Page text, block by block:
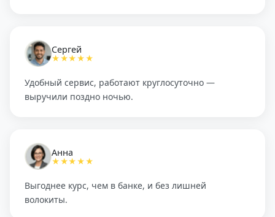
Сергей
★★★★★
Удобный сервис, работают круглосуточно —
выручили поздно ночью.
Анна
★★★★★
Выгоднее курс, чем в банке, и без лишней
волокиты.